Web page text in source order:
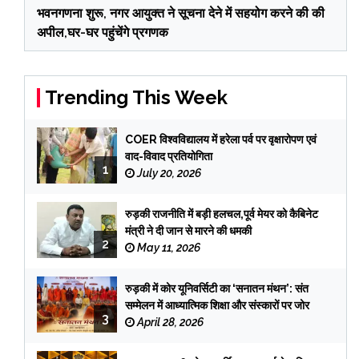
भवनगणना शुरू, नगर आयुक्त ने सूचना देने में सहयोग करने की की
अपील,घर-घर पहुंचेंगे प्रगणक
Trending This Week
1
COER विश्वविद्यालय में हरेला पर्व पर वृक्षारोपण एवं
वाद-विवाद प्रतियोगिता
July 20, 2026
2
रुड़की राजनीति में बड़ी हलचल,पूर्व मेयर को कैबिनेट
मंत्री ने दी जान से मारने की धमकी
May 11, 2026
3
रुड़की में कोर यूनिवर्सिटी का ‘सनातन मंथन’: संत
सम्मेलन में आध्यात्मिक शिक्षा और संस्कारों पर जोर
April 28, 2026